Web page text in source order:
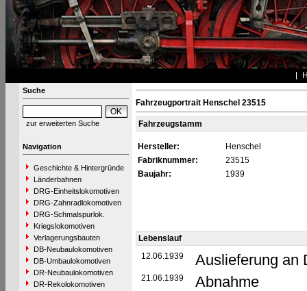
Suche
zur erweiterten Suche
Navigation
Geschichte & Hintergründe
Länderbahnen
DRG-Einheitslokomotiven
DRG-Zahnradlokomotiven
DRG-Schmalspurlok.
Kriegslokomotiven
Verlagerungsbauten
DB-Neubaulokomotiven
DB-Umbaulokomotiven
DR-Neubaulokomotiven
DR-Rekolokomotiven
Fahrzeugportrait Henschel 23515
Fahrzeugstamm
Hersteller:
Henschel
Fabriknummer:
23515
Baujahr:
1939
Lebenslauf
12.06.1939
Auslieferung an
21.06.1939 Abnahme